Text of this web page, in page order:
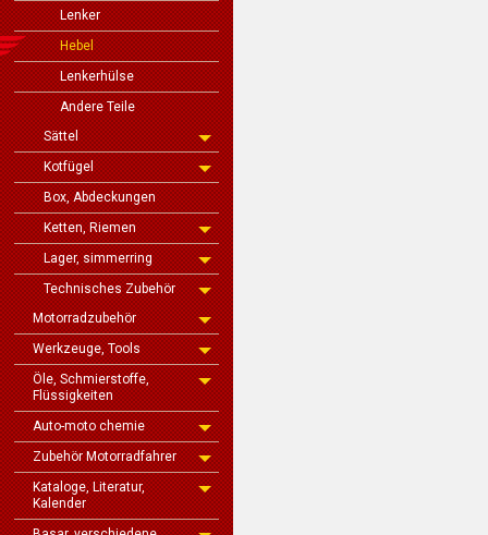
Lenker
Hebel
Lenkerhülse
Andere Teile
Sättel
Kotfügel
Box, Abdeckungen
Ketten, Riemen
Lager, simmerring
Technisches Zubehör
Motorradzubehör
Werkzeuge, Tools
Öle, Schmierstoffe,
Flüssigkeiten
Auto-moto chemie
Zubehör Motorradfahrer
Kataloge, Literatur,
Kalender